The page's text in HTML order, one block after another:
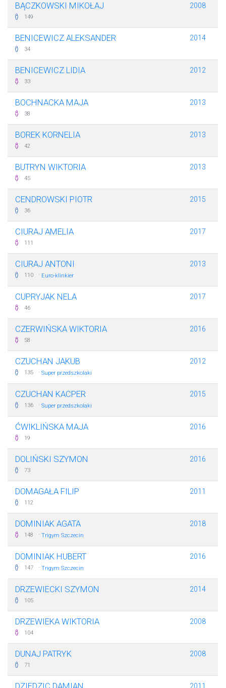
BĄCZKOWSKI MIKOŁAJ
149
2008
BENICEWICZ ALEKSANDER
34
2014
BENICEWICZ LIDIA
33
2012
BOCHNACKA MAJA
38
2013
BOREK KORNELIA
42
2013
BUTRYN WIKTORIA
45
2013
CENDROWSKI PIOTR
36
2015
CIURAJ AMELIA
111
2017
CIURAJ ANTONI
110 · Euro-klinkier
2013
CUPRYJAK NELA
46
2017
CZERWIŃSKA WIKTORIA
58
2016
CZUCHAN JAKUB
135 · Super przedszkolaki
2012
CZUCHAN KACPER
136 · Super przedszkolaki
2015
ĆWIKLIŃSKA MAJA
19
2016
DOLIŃSKI SZYMON
73
2016
DOMAGAŁA FILIP
112
2011
DOMINIAK AGATA
148 · Trigym Szczecin
2018
DOMINIAK HUBERT
147 · Trigym Szczecin
2016
DRZEWIECKI SZYMON
105
2014
DRZEWIEKA WIKTORIA
104
2008
DUNAJ PATRYK
71
2008
2011